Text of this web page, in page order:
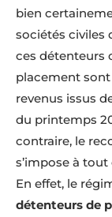
bien
sociétés civiles
ces détenteurs
placement sont
revenus issus
du printemps
contraire, le
s’impose à
En effet, le
détenteurs de